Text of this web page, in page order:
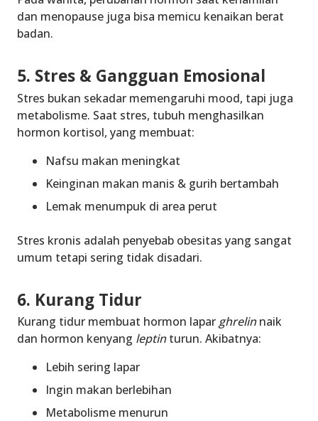
dan menopause juga bisa memicu kenaikan berat
badan.
5. Stres & Gangguan Emosional
Stres bukan sekadar memengaruhi mood, tapi juga
metabolisme. Saat stres, tubuh menghasilkan
hormon kortisol, yang membuat:
Nafsu makan meningkat
Keinginan makan manis & gurih bertambah
Lemak menumpuk di area perut
Stres kronis adalah penyebab obesitas yang sangat
umum tetapi sering tidak disadari.
6. Kurang Tidur
Kurang tidur membuat hormon lapar ghrelinnaik
dan hormon kenyang leptinturun. Akibatnya:
Lebih sering lapar
Ingin makan berlebihan
Metabolisme menurun